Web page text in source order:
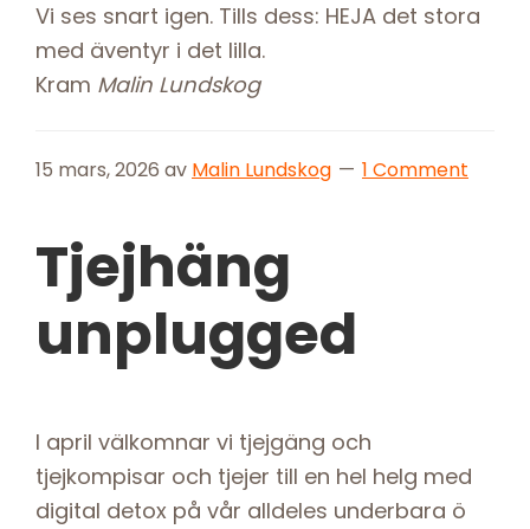
Vi ses snart igen. Tills dess: HEJA det stora
med äventyr i det lilla.
Kram Malin Lundskog
15 mars, 2026 av Malin Lundskog 1 Comment
Tjejhäng
unplugged
I april välkomnar vi tjejgäng och
tjejkompisar och tjejer till en hel helg med
digital detox på vår alldeles underbara ö